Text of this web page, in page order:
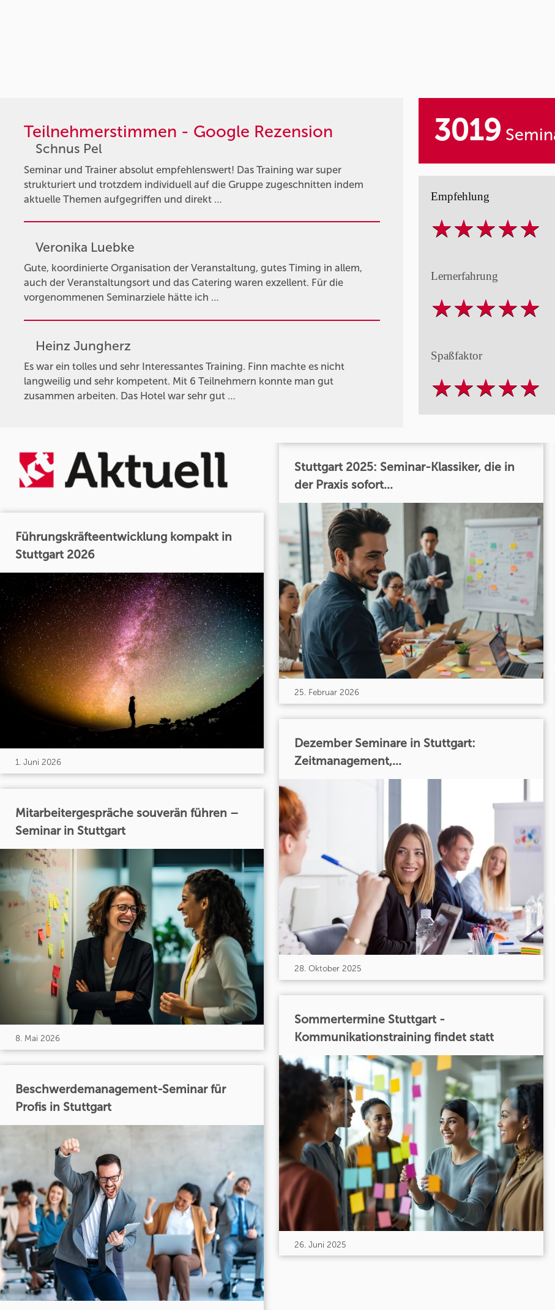
Teilnehmerstimmen - Google Rezension
Schnus Pel
Seminar und Trainer absolut empfehlenswert! Das Training war super
strukturiert und trotzdem individuell auf die Gruppe zugeschnitten indem
aktuelle Themen aufgegriffen und direkt …
Veronika Luebke
Gute, koordinierte Organisation der Veranstaltung, gutes Timing in allem,
auch der Veranstaltungsort und das Catering waren exzellent. Für die
vorgenommenen Seminarziele hätte ich …
Heinz Jungherz
Es war ein tolles und sehr Interessantes Training. Finn machte es nicht
langweilig und sehr kompetent. Mit 6 Teilnehmern konnte man gut
zusammen arbeiten. Das Hotel war sehr gut …
3019
Empfehlung
Lernerfahrung
Spaßfaktor
Führungskräfteentwicklung kompakt in
Stuttgart 2026
1. Juni 2026
Mitarbeitergespräche souverän führen –
Seminar in Stuttgart
8. Mai 2026
Beschwerdemanagement-Seminar für
Profis in Stuttgart
Stuttgart 2025: Seminar-Klassiker, die in
der Praxis sofort...
25. Februar 2026
Dezember Seminare in Stuttgart:
Zeitmanagement,...
28. Oktober 2025
Sommertermine Stuttgart -
Kommunikationstraining findet statt
26. Juni 2025